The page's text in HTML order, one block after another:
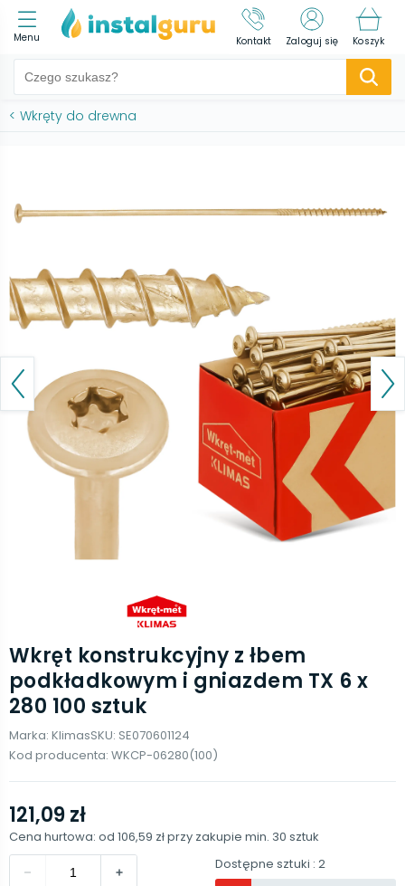
Menu Kontakt Zaloguj się Koszyk
< Wkręty do drewna
Wkręt konstrukcyjny z łbem
podkładkowym i gniazdem TX 6 x
280 100 sztuk
Marka: KlimasSKU: SE070601124
Kod producenta: WKCP-06280(100)
121,09 zł
Cena hurtowa: od 106,59 złprzy zakupie min. 30 sztuk
Dostępne sztuki : 2